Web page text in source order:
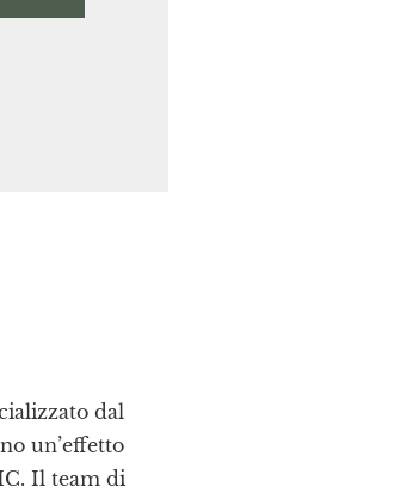
dal
un’effetto
Il team di